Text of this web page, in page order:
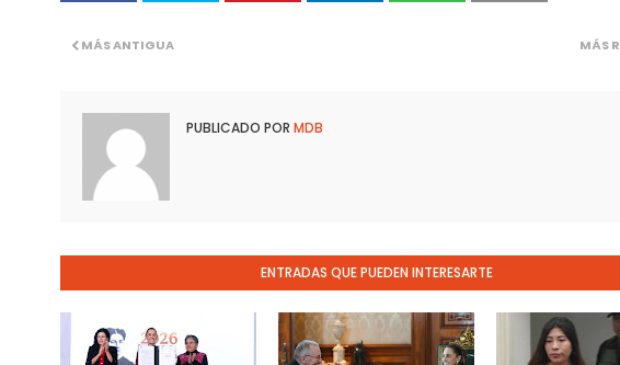
MÁS
MÁS ANTIGUA
PUBLICADO POR MDB
ENTRADAS QUE PUEDEN INTERESARTE